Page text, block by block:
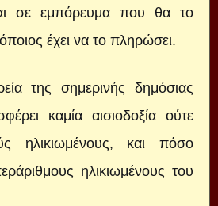
σε εμπόρευμα που θα το
έχει να το πληρώσει.
της σημερινής δημόσιας
καμία αισιοδοξία ούτε
ηλικιωμένους, και πόσο
ηλικιωμένους του